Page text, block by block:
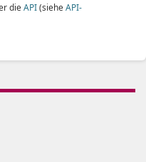
die API(siehe API-